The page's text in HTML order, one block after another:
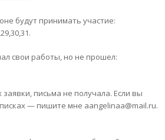
будут принимать участие:
свои работы, но не прошел:
письма не получала. Если вы
— пишите мне aangelinaa@mail.ru.